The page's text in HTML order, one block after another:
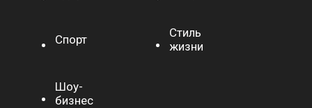
Спорт
Стиль
жизни
Шоу-
бизнес